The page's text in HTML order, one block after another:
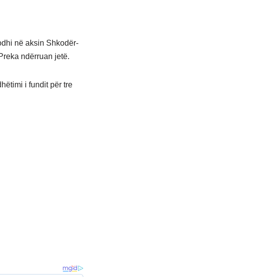
në aksin Shkodër-
ndërruan jetë.
i fundit për tre